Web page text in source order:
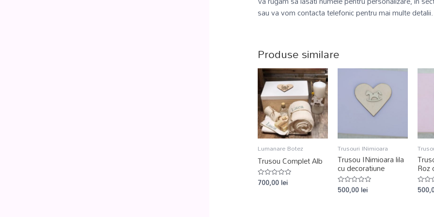
sau va vom contacta telefonic pentru mai multe detalii.
Produse similare
Lumanare Botez
Trusou Complet Alb
Evaluat
la
700,00lei
Trusouri INimioara
Trusou INimioara lila
cu decoratiune
Evaluat
la
500,00lei
Roz
la